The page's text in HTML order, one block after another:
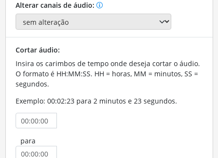
Alterar canais de áudio:
Cortar áudio:
Insira os carimbos de tempo onde deseja cortar o áudio.
O formato é HH:MM:SS. HH = horas, MM = minutos, SS =
segundos.
Exemplo: 00:02:23 para 2 minutos e 23 segundos.
para